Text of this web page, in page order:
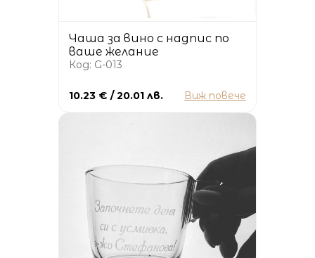
Чаша за вино с надпис по
ваше желание
Код: G-013
10.23 € / 20.01 лв. Виж повече